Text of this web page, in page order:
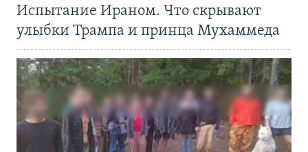
Испытание Ираном. Что скрывают
улыбки Трампа и принца Мухаммеда